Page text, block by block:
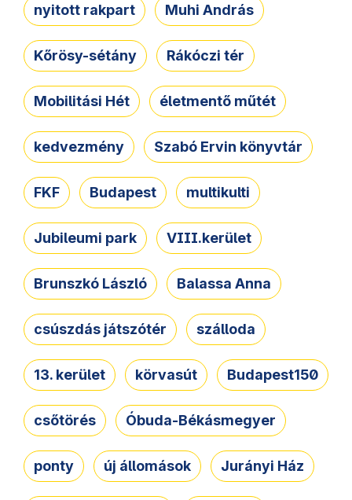
nyitott rakpart Muhi András
Kőrösy-sétány Rákóczi tér
Mobilitási Hét életmentő műtét
kedvezmény Szabó Ervin könyvtár
FKF Budapest multikulti
Jubileumi park VIII.kerület
Brunszkó László Balassa Anna
csúszdás játszótér szálloda
13. kerület körvasút Budapest150
csőtörés Óbuda-Békásmegyer
ponty új állomások Jurányi Ház